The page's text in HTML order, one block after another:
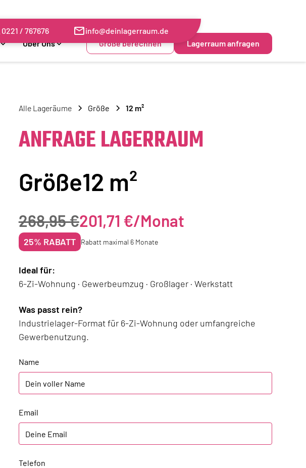
Über Uns Größe berechnen Lagerraum anfragen
0221 / 767676 info@deinlagerraum.de
Alle Lageräume Größe 12 m²
ANFRAGE LAGERRAUM
Größe12 m²
268,95 €201,71 €/Monat
25% RABATT Rabatt maximal 6 Monate
Ideal für:
6-Zi-Wohnung · Gewerbeumzug · Großlager · Werkstatt
Was passt rein?
Industrielager-Format für 6-Zi-Wohnung oder umfangreiche
Gewerbenutzung.
Name
Email
Telefon